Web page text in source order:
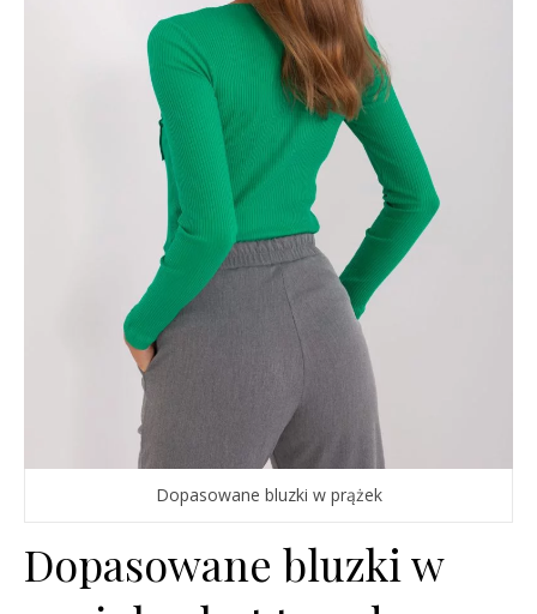
Dopasowane bluzki w prążek
Dopasowane bluzki w